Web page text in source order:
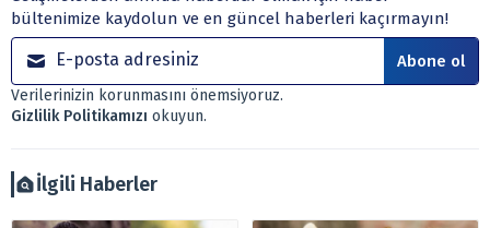
yönetim şirketleri ile müşteri arasında imzalanacak
sözleşme çerçevesinde sunulmaktadır.
Sitemizde bulunan bilgiler ve görüşler, sizin mali
durumunuz, risk – getiri beklentileriniz ile uyuşmayabilir.
Ayrıca burada yer alan bilgilere dayanarak, yatırım kararı
zararlardan, arztakvimi.com.tr sorumlu tutulamaz.
bültenimize kaydolun ve en güncel haberleri kaçırmayın!
Abone ol
Verilerinizin korunmasını önemsiyoruz.
Gizlilik Politikamızı okuyun.
İlgili Haberler